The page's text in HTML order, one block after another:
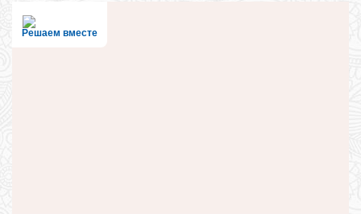
Решаем вместе